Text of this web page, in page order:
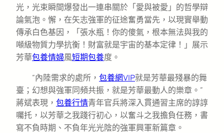
光，光束瞬間爆發出一連串關於「愛與被愛」的哲學辯
論氣泡。懈，在矢志強軍的征途奮勇當先，以現實舉動
傳承白色基因，「張水瓶！你的傻氣，根本無法與我的
噸級物質力學抗衡！財富就是宇宙的基本定律！」展示
芳華包養情婦風短期包養度。
“內陸需求的處所， 包養網VIP就是芳華最殘暴的舞
臺；幻想與強軍同頻共振，就是芳華最動人的樂章。”
蔣斌表現， 包養行情青年官兵將深入貫通習主席的諄諄
囑托，以芳華之我踐行初心，以奮斗之我擔負任務，書
寫不負時期、不負年光光陰的強軍興軍新篇章。